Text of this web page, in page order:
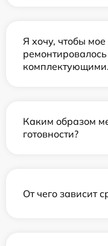
Я хочу, чтобы
комплектующими.
Каким образом
готовности?
От чего зависит